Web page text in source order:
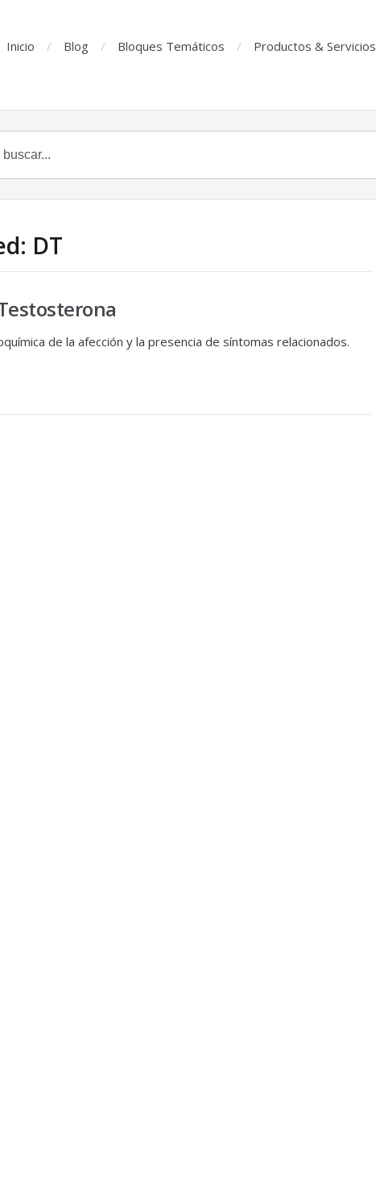
Inicio Blog Bloques Temáticos Productos & Servicios
DT
de la afección y la presencia de síntomas relacionados.